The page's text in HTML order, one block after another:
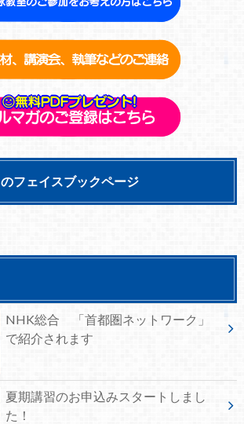
フェイスブックページ
NHK総合 「首都圏ネットワーク」
で紹介されます
夏期講習のお申込みスタートしまし
た！